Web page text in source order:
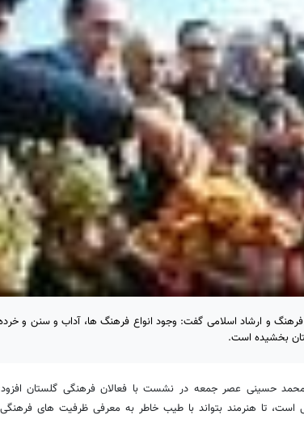
فرهنگ و ارشاد اسلامی گفت: وجود انواع فرهنگ ها، آداب و سنن و
بخشیده است.
حسینی عصر جمعه در نشست با فعالان فرهنگی گلستان
است، تا هنرمند بتواند با طیب خاطر به معرفی ظرفیت های